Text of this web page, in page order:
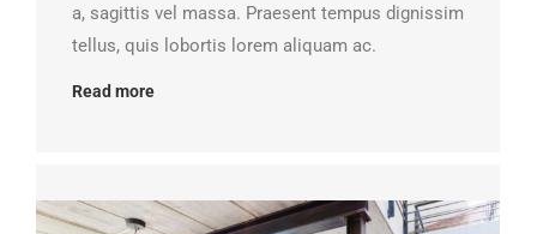
a, sagittis vel massa. Praesent tempus dignissim
tellus, quis lobortis lorem aliquam ac.
Read more